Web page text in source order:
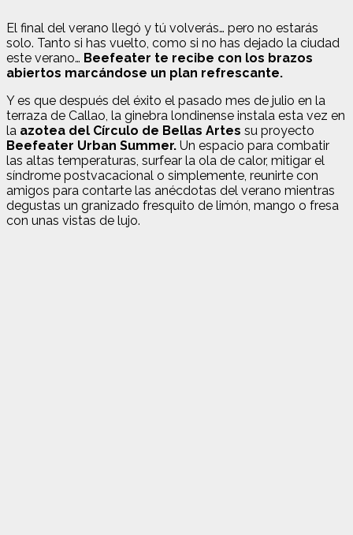
El final del verano llegó y tú volverás… pero no estarás
solo. Tanto si has vuelto, como si no has dejado la ciudad
este verano… Beefeater te recibe con los brazos
abiertos marcándose un plan refrescante.
Y es que después del éxito el pasado mes de julio en la
terraza de Callao, la ginebra londinense instala esta vez en
la azotea del Círculo de Bellas Artes su proyecto
Beefeater Urban Summer. Un espacio para combatir
las altas temperaturas, surfear la ola de calor, mitigar el
síndrome postvacacional o simplemente, reunirte con
amigos para contarte las anécdotas del verano mientras
degustas un granizado fresquito de limón, mango o fresa
con unas vistas de lujo.